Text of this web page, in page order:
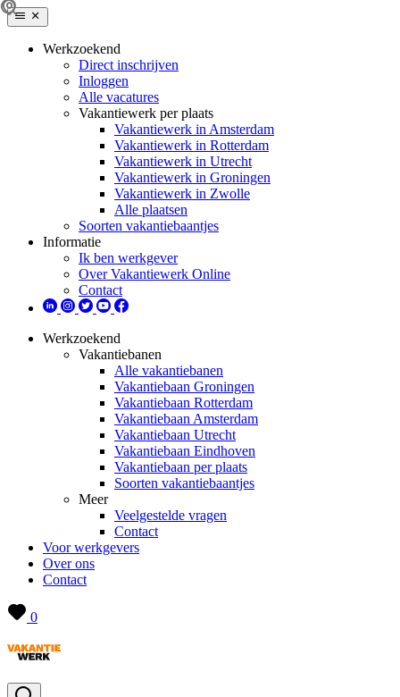
Werkzoekend
Direct inschrijven
Inloggen
Alle vacatures
Vakantiewerk per plaats
Vakantiewerk in Amsterdam
Vakantiewerk in Rotterdam
Vakantiewerk in Utrecht
Vakantiewerk in Groningen
Vakantiewerk in Zwolle
Alle plaatsen
Soorten vakantiebaantjes
Informatie
Ik ben werkgever
Over Vakantiewerk Online
Contact
Werkzoekend
Vakantiebanen
Alle vakantiebanen
Vakantiebaan Groningen
Vakantiebaan Rotterdam
Vakantiebaan Amsterdam
Vakantiebaan Utrecht
Vakantiebaan Eindhoven
Vakantiebaan per plaats
Soorten vakantiebaantjes
Meer
Veelgestelde vragen
Contact
Voor werkgevers
Over ons
Contact
0